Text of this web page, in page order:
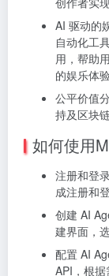
AI 驱动的
自动化工
用，帮助
的娱乐体验
公平价值
持及区块
如何使用
注册和登
成注册和登
创建 AI
建界面，
配置 AI
API，根据